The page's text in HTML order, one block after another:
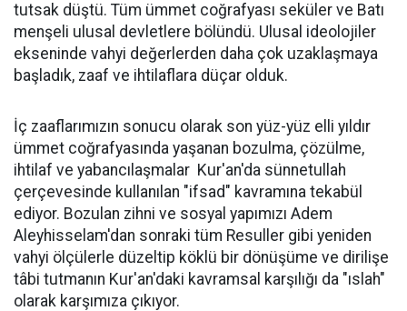
tutsak düştü. Tüm ümmet coğrafyası seküler ve Batı
menşeli ulusal devletlere bölündü. Ulusal ideolojiler
ekseninde vahyi değerlerden daha çok uzaklaşmaya
başladık, zaaf ve ihtilaflara düçar olduk.
İç zaaflarımızın sonucu olarak son yüz-yüz elli yıldır
ümmet coğrafyasında yaşanan bozulma, çözülme,
ihtilaf ve yabancılaşmalar Kur'an'da sünnetullah
çerçevesinde kullanılan "ifsad" kavramına tekabül
ediyor. Bozulan zihni ve sosyal yapımızı Adem
Aleyhisselam'dan sonraki tüm Resuller gibi yeniden
vahyi ölçülerle düzeltip köklü bir dönüşüme ve dirilişe
tâbi tutmanın Kur'an'daki kavramsal karşılığı da "ıslah"
olarak karşımıza çıkıyor.